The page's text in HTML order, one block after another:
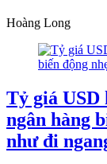
Hoàng Long
Tỷ giá USD
ngân hàng
như đi